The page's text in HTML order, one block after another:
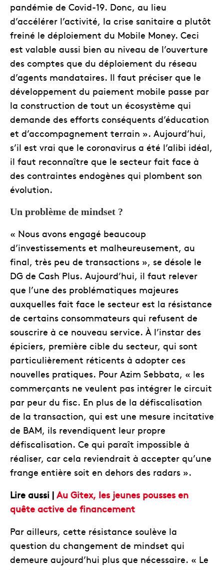
pandémie de Covid-19. Donc, au lieu
d’accélérer l’activité, la crise sanitaire a plutôt
freiné le déploiement du Mobile Money. Ceci
est valable aussi bien au niveau de l’ouverture
des comptes que du déploiement du réseau
d’agents mandataires. Il faut préciser que le
développement du paiement mobile passe par
la construction de tout un écosystème qui
demande des efforts conséquents d’éducation
et d’accompagnement terrain ». Aujourd’hui,
s’il est vrai que le coronavirus a été l’alibi idéal,
il faut reconnaître que le secteur fait face à
des contraintes endogènes qui plombent son
évolution.
Un problème de mindset ?
« Nous avons engagé beaucoup
d’investissements et malheureusement, au
final, très peu de transactions », se désole le
DG de Cash Plus. Aujourd’hui, il faut relever
que l’une des problématiques majeures
auxquelles fait face le secteur est la résistance
de certains consommateurs qui refusent de
souscrire à ce nouveau service. À l’instar des
épiciers, première cible du secteur, qui sont
particulièrement réticents à adopter ces
nouvelles pratiques. Pour Azim Sebbata, « les
commerçants ne veulent pas intégrer le circuit
par peur du fisc. En plus de la défiscalisation
de la transaction, qui est une mesure incitative
de BAM, ils revendiquent leur propre
défiscalisation. Ce qui paraît impossible à
réaliser, car cela reviendrait à accepter qu’une
frange entière soit en dehors des radars ».
Lire aussi | Au Gitex, les jeunes pousses en
quête active de financement
Par ailleurs, cette résistance soulève la
question du changement de mindset qui
demeure aujourd’hui plus que nécessaire. « Le